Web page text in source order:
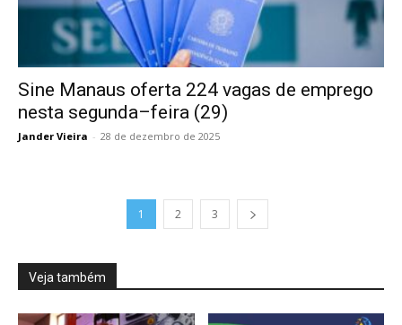
Sine Manaus oferta 224 vagas de emprego
nesta segunda–feira (29)
Jander Vieira - 28 de dezembro de 2025
1 2 3
Veja também